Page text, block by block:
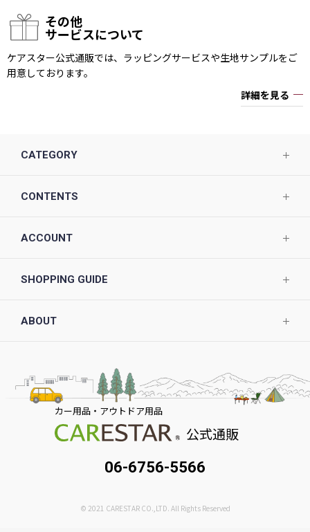
その他
サービスについて
ケアスター公式通販では、ラッピングサービスや生地サンプルをご
用意しております。
詳細を見る
CATEGORY
CONTENTS
ACCOUNT
SHOPPING GUIDE
ABOUT
カー用品・アウトドア用品
公式通販
06-6756-5566
© 2021 CARESTAR CO.,LTD. All Rights Reserved